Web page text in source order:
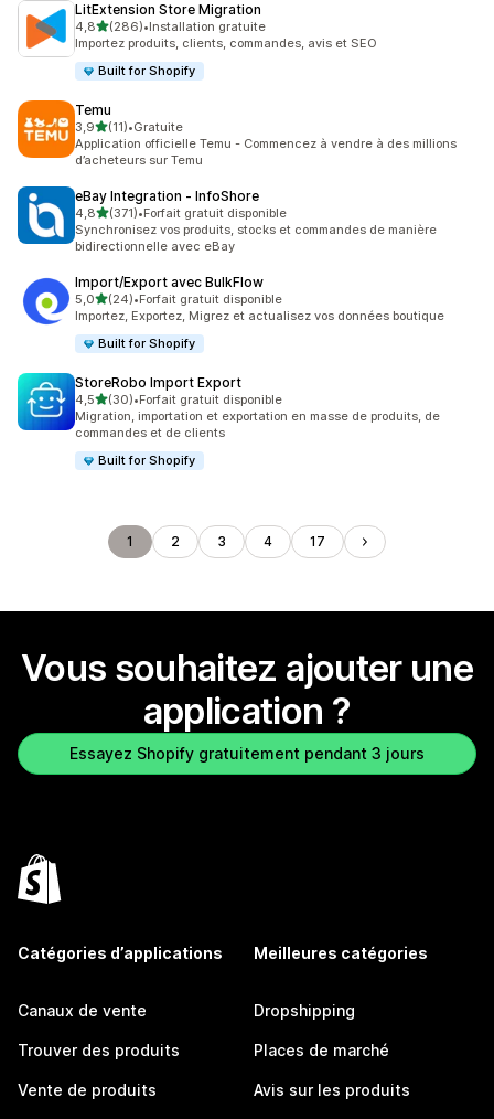
LitExtension Store Migration
4,8étoile(s) sur 5
(286)
286 avis au total
•Installation gratuite
Importez produits, clients, commandes, avis et SEO
Built for Shopify
Temu
3,9étoile(s) sur 5
(11)
11 avis au total
•Gratuite
Application officielle Temu - Commencez à vendre à des millions
d’acheteurs sur Temu
eBay Integration ‑ InfoShore
4,8étoile(s) sur 5
(371)
371 avis au total
•Forfait gratuit disponible
Synchronisez vos produits, stocks et commandes de manière
bidirectionnelle avec eBay
Import/Export avec BulkFlow
5,0étoile(s) sur 5
(24)
24 avis au total
•Forfait gratuit disponible
Importez, Exportez, Migrez et actualisez vos données boutique
Built for Shopify
StoreRobo Import Export
4,5étoile(s) sur 5
(30)
30 avis au total
•Forfait gratuit disponible
Migration, importation et exportation en masse de produits, de
commandes et de clients
Built for Shopify
1 2 3 4 17
Vous souhaitez ajouter une
application ?
Essayez Shopify gratuitement pendant 3 jours
Catégories d’applications
Canaux de vente
Trouver des produits
Vente de produits
Meilleures catégories
Dropshipping
Places de marché
Avis sur les produits